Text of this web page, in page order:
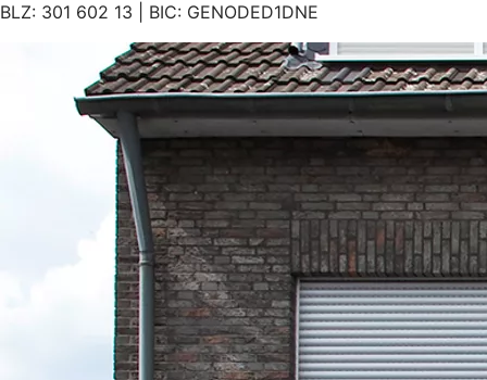
BLZ: 301 602 13 | BIC: GENODED1DNE